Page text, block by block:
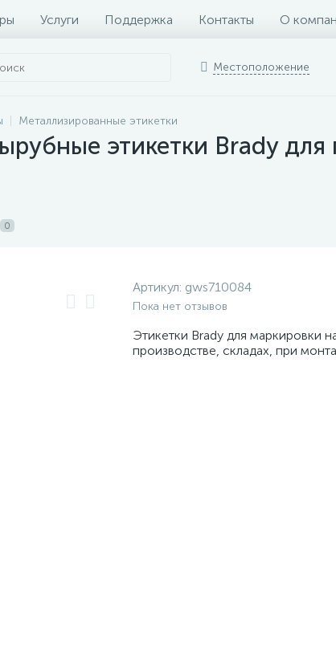
Услуги Поддержка Контакты О
Местоположение
Металлизированные этикетки
этикетки Brady для
0
Артикул: gws710084
Пока нет отзывов
Этикетки Brady для маркировки
производстве, складах, при